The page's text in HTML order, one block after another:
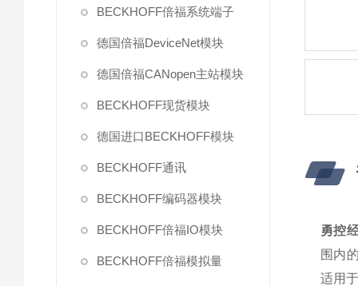
BECKHOFF倍福系统端子
德国倍福DeviceNet模块
德国倍福CANopen主站模块
BECKHOFF现货模块
德国进口BECKHOFF模块
BECKHOFF通讯
BECKHOFF编码器模块
BECKHOFF倍福IO模块
BECKHOFF倍福模拟量
勇控
围内
适用